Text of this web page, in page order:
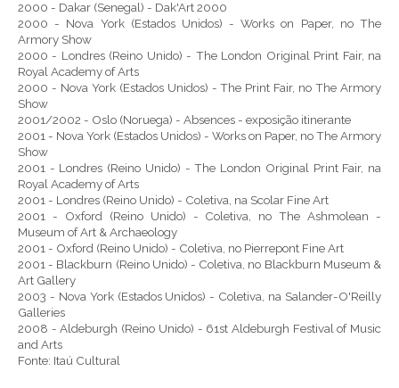
2000 - Dakar (Senegal) - Dak'Art 2000
2000 - Nova York (Estados Unidos) - Works on Paper, no The
Armory Show
2000 - Londres (Reino Unido) - The London Original Print Fair, na
Royal Academy of Arts
2000 - Nova York (Estados Unidos) - The Print Fair, no The Armory
Show
2001/2002 - Oslo (Noruega) - Absences - exposição itinerante
2001 - Nova York (Estados Unidos) - Works on Paper, no The Armory
Show
2001 - Londres (Reino Unido) - The London Original Print Fair, na
Royal Academy of Arts
2001 - Londres (Reino Unido) - Coletiva, na Scolar Fine Art
2001 - Oxford (Reino Unido) - Coletiva, no The Ashmolean -
Museum of Art & Archaeology
2001 - Oxford (Reino Unido) - Coletiva, no Pierrepont Fine Art
2001 - Blackburn (Reino Unido) - Coletiva, no Blackburn Museum &
Art Gallery
2003 - Nova York (Estados Unidos) - Coletiva, na Salander-O'Reilly
Galleries
2008 - Aldeburgh (Reino Unido) - 61st Aldeburgh Festival of Music
and Arts
Fonte: Itaú Cultural